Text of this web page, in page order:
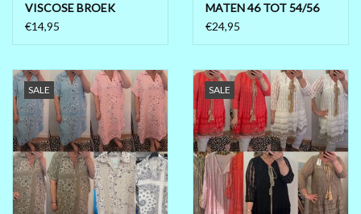
VISCOSE BROEK
MATEN 44 TOT 54
€14,95
MATEN 46 TOT 54/56
€24,95
SALE SALE